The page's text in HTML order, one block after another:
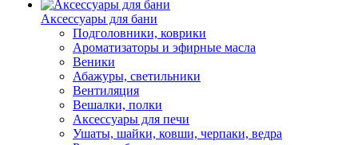
Аксессуары для бани
Подголовники, коврики
Ароматизаторы и эфирные масла
Веники
Абажуры, светильники
Вентиляция
Вешалки, полки
Аксессуары для печи
Ушаты, шайки, ковши, черпаки, ведра